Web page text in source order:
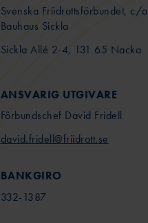
Svenska Friidrottsförbundet, c/o
Bauhaus Sickla
Sickla Allé 2-4, 131 65 Nacka
ANSVARIG UTGIVARE
Förbundschef David Fridell
david.fridell@friidrott.se
BANKGIRO
332-1387